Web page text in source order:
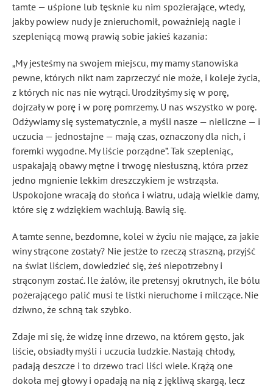
tamte — uśpione lub tęsknie ku nim spozierające, wtedy,
jakby powiew nudy je znieruchomił, poważnieją nagle i
szepleniącą mową prawią sobie jakieś kazania:
„My jesteśmy na swojem miejscu, my mamy stanowiska
pewne, których nikt nam zaprzeczyć nie może, i koleje życia,
z których nic nas nie wytrąci. Urodziłyśmy się w porę,
dojrzały w porę i w porę pomrzemy. U nas wszystko w porę.
Odżywiamy się systematycznie, a myśli nasze — nieliczne — i
uczucia — jednostajne — mają czas, oznaczony dla nich, i
foremki wygodne. My liście porządne”. Tak szepleniąc,
uspakajają obawy mętne i trwogę niesłuszną, która przez
jedno mgnienie lekkim dreszczykiem je wstrząsła.
Uspokojone wracają do słońca i wiatru, udają wielkie damy,
które się z wdziękiem wachlują. Bawią się.
A tamte senne, bezdomne, kolei w życiu nie mające, za jakie
winy strącone zostały? Nie jestże to rzeczą straszną, przyjść
na świat liściem, dowiedzieć się, żeś niepotrzebny i
strąconym zostać. Ile żalów, ile pretensyj okrutnych, ile bólu
pożerającego palić musi te listki nieruchome i milczące. Nie
dziwno, że schną tak szybko.
Zdaje mi się, że widzę inne drzewo, na którem gęsto, jak
liście, obsiadły myśli i uczucia ludzkie. Nastają chłody,
padają deszcze i to drzewo traci liści wiele. Krążą one
dokoła mej głowy i opadają na nią z jękliwą skargą, lecz